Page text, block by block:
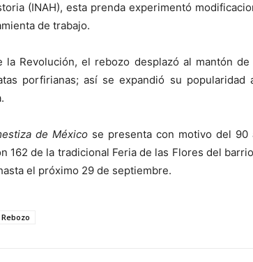
(INAH), esta prenda experimentó
de trabajo.
la Revolución, el rebozo desplazó al mantón
porfirianas; así se expandió su popularidad
de México se presenta con motivo del
162 de la tradicional Feria de las Flores del
el próximo 29 de septiembre.
Rebozo